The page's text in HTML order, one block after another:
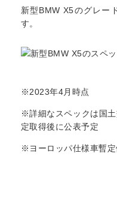
新型BMW X5のグレー
す。
※2023年4月時点
※詳細なスペックは国
定取得後に公表予定
※ヨーロッパ仕様車暫定